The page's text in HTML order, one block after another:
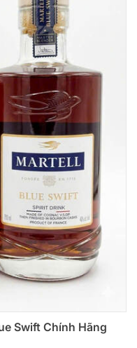
Swift Chính Hãng